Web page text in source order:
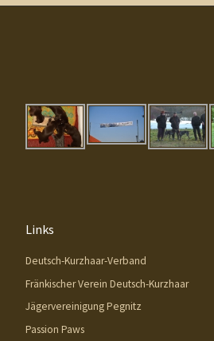
Links
Deutsch-Kurzhaar-Verband
Fränkischer Verein Deutsch-Kurzhaar
Jägervereinigung Pegnitz
Passion Paws